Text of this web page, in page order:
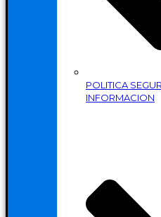
POLITICA
INFORMACION